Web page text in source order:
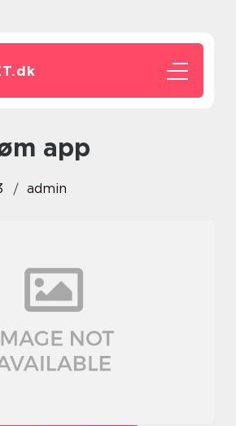
dk
app
admin